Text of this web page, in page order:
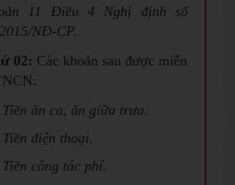
11 Điều 4 Nghị định số
NĐ-CP.
02: Các khoản sau được miễn
Tiền ăn ca, ăn giữa trưa.
Tiền điện thoại.
Tiền công tác phí.